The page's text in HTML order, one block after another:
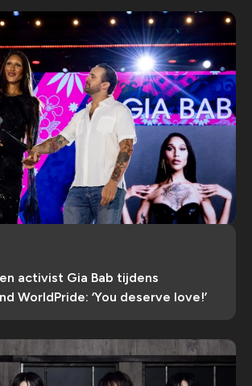
activist Gia Bab tijdens
WorldPride: ‘You deserve love!’